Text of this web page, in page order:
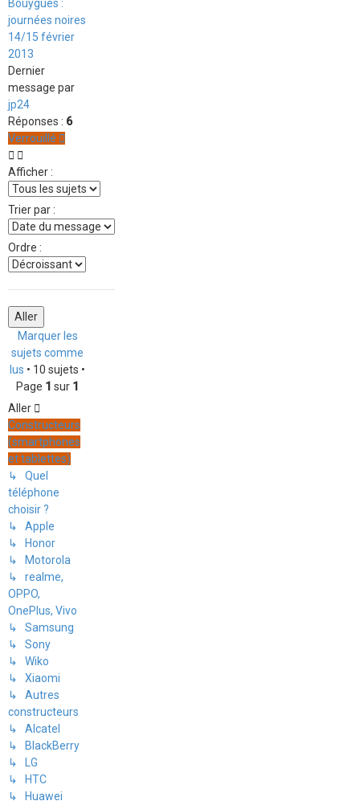
Bouygues :
journées noires
14/15 février
2013
Dernier
message par
jp24
Réponses : 6
Verrouillé
Afficher :
Trier par :
Ordre :
Marquer les
sujets comme
lus • 10 sujets •
Page 1 sur 1
Aller
Constructeurs
(smartphones
et tablettes)
↳ Quel
téléphone
choisir ?
↳ Apple
↳ Honor
↳ Motorola
↳ realme,
OPPO,
OnePlus, Vivo
↳ Samsung
↳ Sony
↳ Wiko
↳ Xiaomi
↳ Autres
constructeurs
↳ Alcatel
↳ BlackBerry
↳ LG
↳ HTC
↳ Huawei